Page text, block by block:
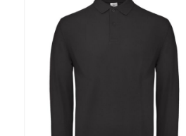
BEDRUKKEN